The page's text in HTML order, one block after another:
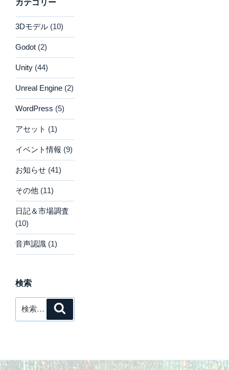
カテゴリー
3Dモデル (10)
Godot (2)
Unity (44)
Unreal Engine (2)
WordPress (5)
アセット (1)
イベント情報 (9)
お知らせ (41)
その他 (11)
日記＆市場調査
(10)
音声認識 (1)
検索
索: